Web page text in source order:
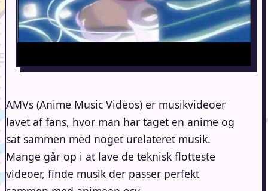
AMVs (Anime Music Videos) er musikvideoer
lavet af fans, hvor man har taget en anime og
sat sammen med noget urelateret musik.
Mange går op i at lave de teknisk flotteste
videoer, finde musik der passer perfekt